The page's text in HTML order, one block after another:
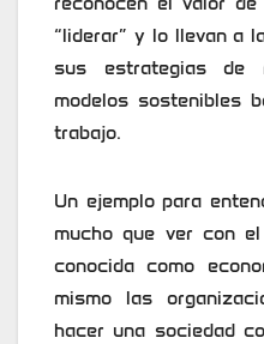
“liderar” y lo llevan a
sus estrategias de
modelos sostenibles
trabajo.
Un ejemplo para
mucho que ver con
conocida como
mismo las
hacer una sociedad